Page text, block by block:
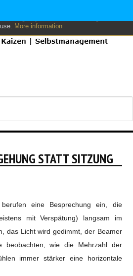
third parties cookies to: analyze,
If you continue browsing, we
More information
STATT SITZUNG
eine Besprechung ein, die
mit Verspätung) langsam im
das Licht wird gedimmt, der Beamer
beobachten, wie die Mehrzahl der
immer stärker eine horizontale